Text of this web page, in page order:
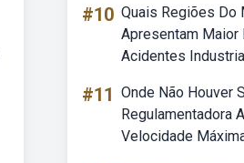
#10 Quais Regiões Do
Apresentam Maior
Acidentes
#11 Onde Não Houver
Regulamentadora A
Velocidade